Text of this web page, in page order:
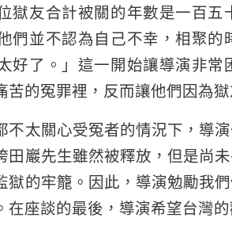
獄友合計被關的年數是一百
們並不認為自己不幸，相聚
好了。」這一開始讓導演非
苦的冤罪裡，反而讓他們因為
不太關心受冤者的情況下，導
田巖先生雖然被釋放，但是尚
獄的牢籠。因此，導演勉勵我
在座談的最後，導演希望台灣